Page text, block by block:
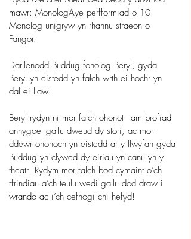
mawr: MonologAye perfformiad o 10
Monolog unigryw yn rhannu straeon o
Fangor.
Darllenodd Buddug fonolog Beryl, gyda
Beryl yn eistedd yn falch wrth ei hochr yn
dal ei llaw!
Beryl rydyn ni mor falch ohonot - am brofiad
anhygoel gallu dweud dy stori, ac mor
ddewr ohonoch yn eistedd ar y llwyfan gyda
Buddug yn clywed dy eiriau yn canu yn y
theatr! Rydym mor falch bod cymaint o’ch
ffrindiau a’ch teulu wedi gallu dod draw i
wrando ac i’ch cefnogi chi hefyd!